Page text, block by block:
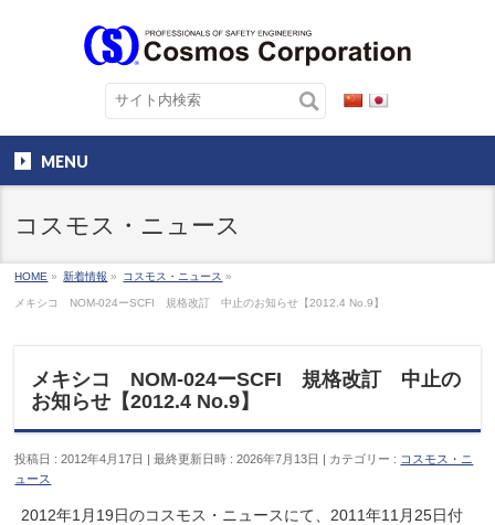
MENU
コスモス・ニュース
HOME » 新着情報 » コスモス・ニュース »
メキシコ NOM-024ーSCFI 規格改訂 中止のお知らせ【2012.4 No.9】
メキシコ NOM-024ーSCFI 規格改訂 中止の
お知らせ【2012.4 No.9】
投稿日 : 2012年4月17日 最終更新日時 : 2026年7月13日 カテゴリー : コスモス・ニ
ュース
2012年1月19日のコスモス・ニュースにて、2011年11月25日付